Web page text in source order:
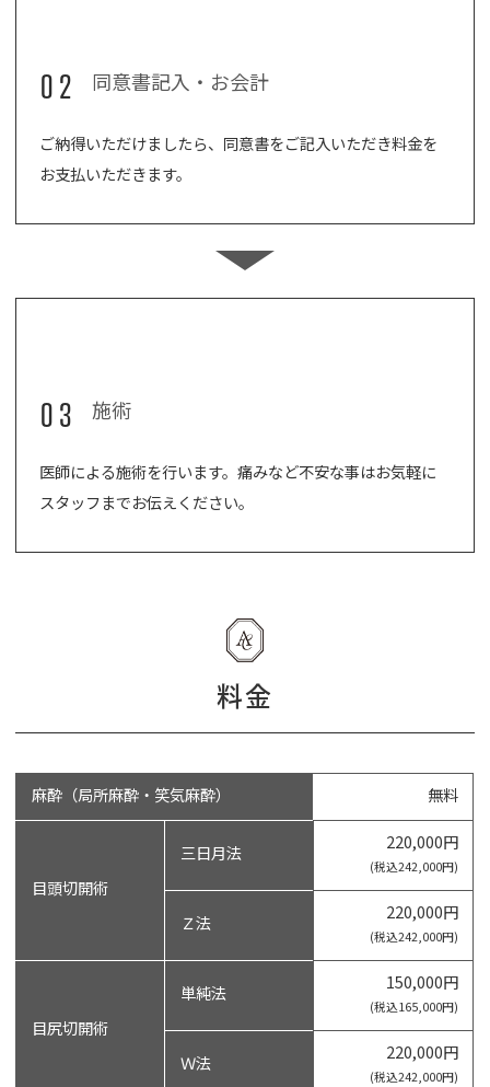
02 同意書記入・お会計
ご納得いただけましたら、同意書をご記入いただき料金を
お支払いただきます。
03 施術
医師による施術を行います。痛みなど不安な事はお気軽に
スタッフまでお伝えください。
料金
麻酔（局所麻酔・笑気麻酔） 無料
目頭切開術
三日月法 220,000円
(税込242,000円)
Ｚ法 220,000円
(税込242,000円)
目尻切開術
単純法 150,000円
(税込165,000円)
Ｗ法 220,000円
(税込242,000円)